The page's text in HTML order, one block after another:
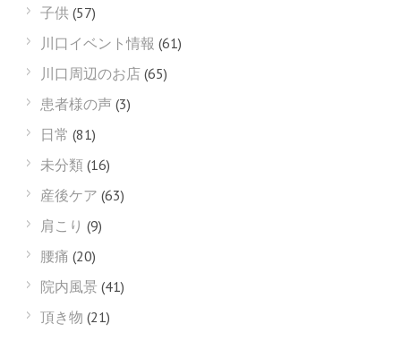
子供 (57)
川口イベント情報 (61)
川口周辺のお店 (65)
患者様の声 (3)
日常 (81)
未分類 (16)
産後ケア (63)
肩こり (9)
腰痛 (20)
院内風景 (41)
頂き物 (21)